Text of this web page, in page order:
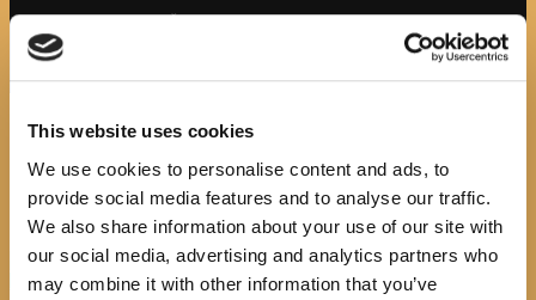
This website uses cookies
We use cookies to personalise content and ads, to
provide social media features and to analyse our traffic.
We also share information about your use of our site with
our social media, advertising and analytics partners who
may combine it with other information that you’ve
PočetnaNewsSusret "Čitaj mi" i radionica uoči
Majčina dana
4.susret čitaj
mi, majčin dan
Previous item